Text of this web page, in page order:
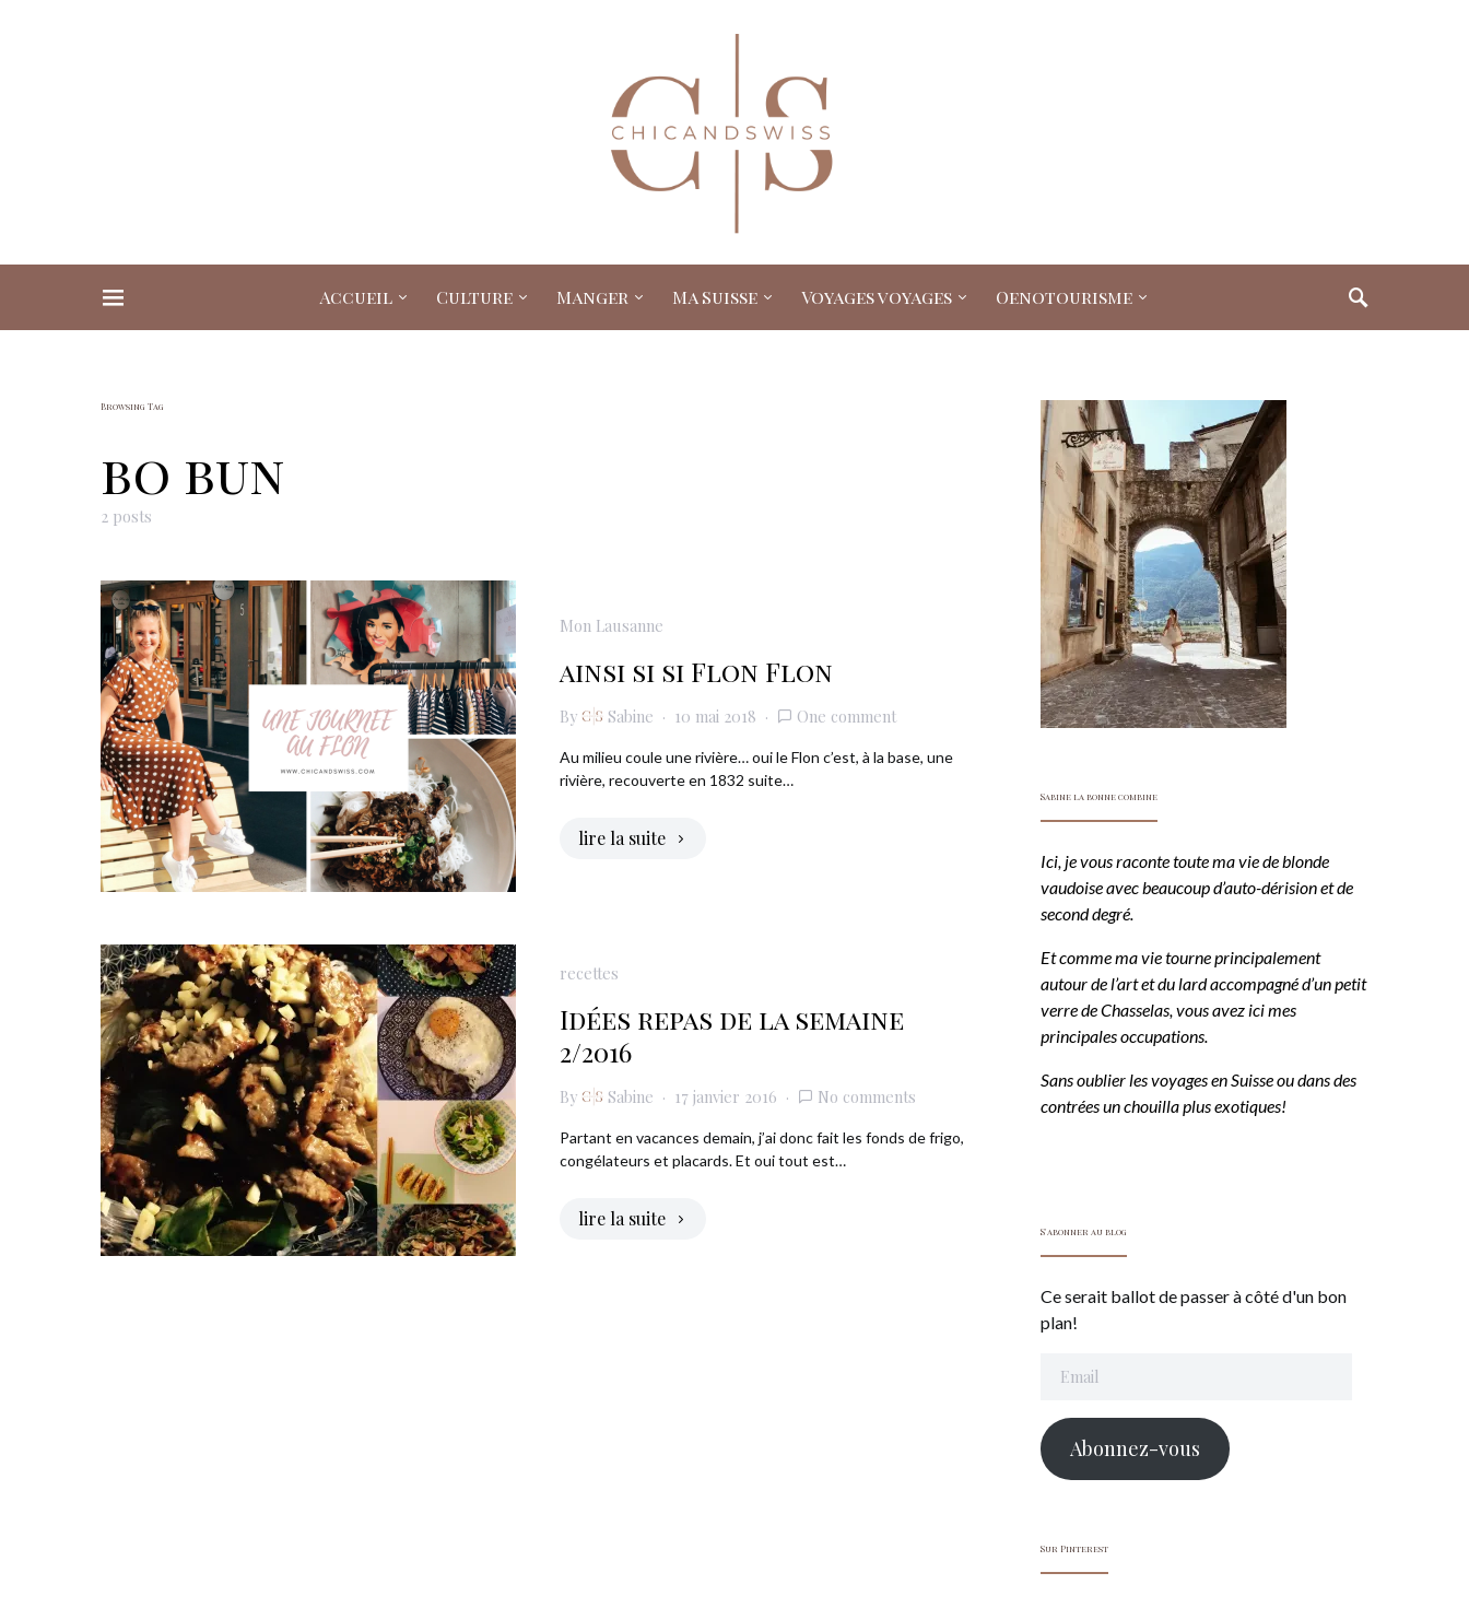
Accueil Culture Manger Ma Suisse Voyages voyages Oenotourisme
Search for:
Browsing Tag
bo bun
2 posts
Mon Lausanne
ainsi si si Flon Flon
By Sabine 10 mai 2018 One comment
Au milieu coule une rivière… oui le Flon c’est, à la base, une
rivière, recouverte en 1832 suite…
lire la suite
recettes
Idées repas de la semaine
2/2016
By Sabine 17 janvier 2016 No comments
Partant en vacances demain, j’ai donc fait les fonds de frigo,
congélateurs et placards. Et oui tout est…
lire la suite
Sabine la bonne combine
Ici, je vous raconte toute ma vie de blonde
vaudoise avec beaucoup d’auto-dérision et de
second degré.
Et comme ma vie tourne principalement
autour de l’art et du lard accompagné d’un petit
verre de Chasselas, vous avez ici mes
principales occupations.
Sans oublier les voyages en Suisse ou dans des
contrées un chouilla plus exotiques!
S'abonner au blog
Ce serait ballot de passer à côté d'un bon
plan!
Abonnez-vous
Sur Pinterest